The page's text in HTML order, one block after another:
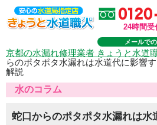
24時間受
メールで
京都の水漏れ修理業者 きょうと水道
らのポタポタ水漏れは水道代に影響
解説
水のコラム
蛇口からのポタポタ水漏れは水